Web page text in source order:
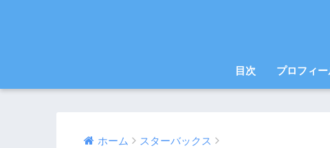
目次 プロフィー
ホーム スターバックス